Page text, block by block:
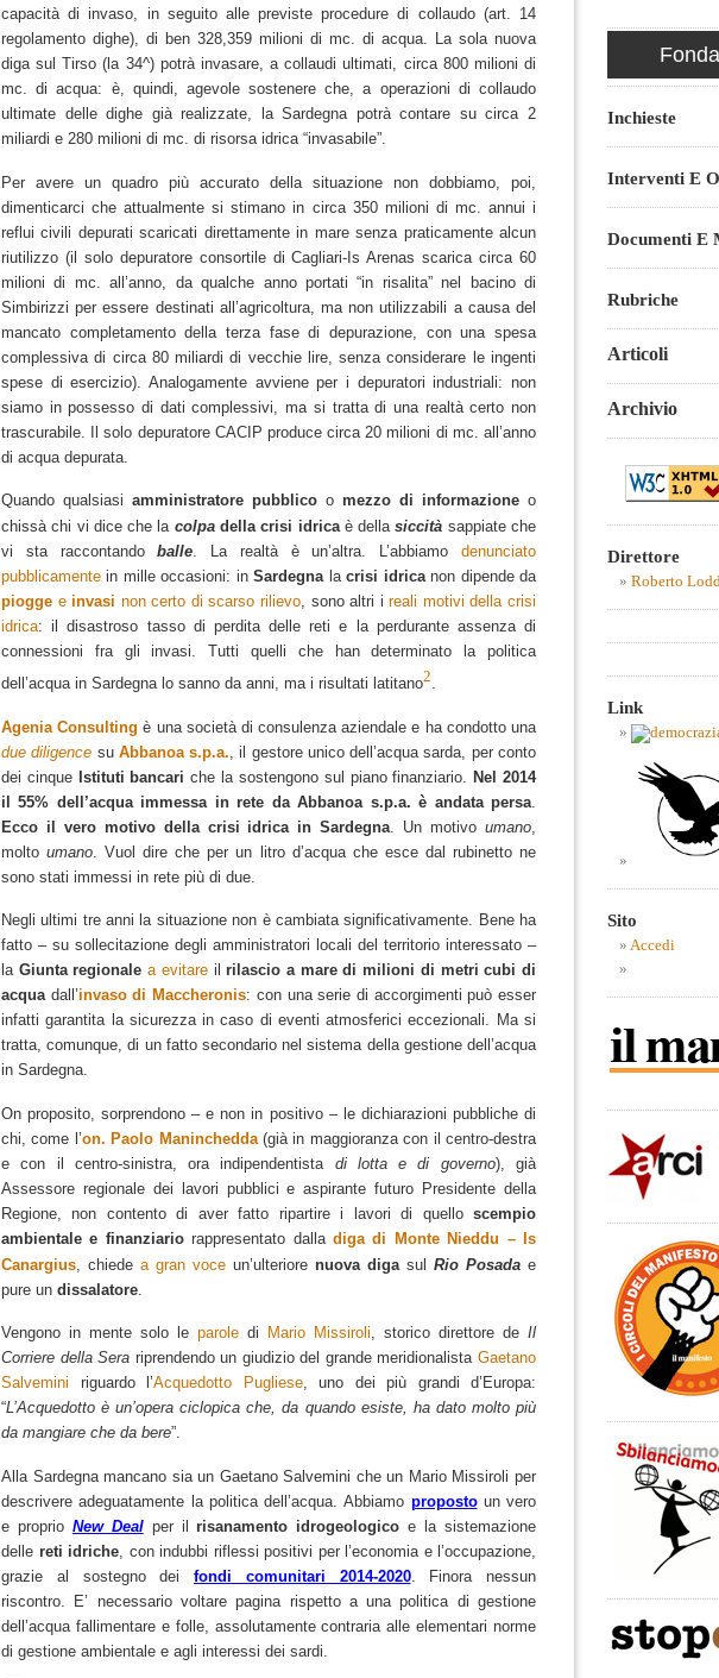
capacità di invaso, in seguito alle previste procedure di collaudo (art. 14
regolamento dighe), di ben 328,359 milioni di mc. di acqua. La sola nuova
diga sul Tirso (la 34^) potrà invasare, a collaudi ultimati, circa 800 milioni di
mc. di acqua: è, quindi, agevole sostenere che, a operazioni di collaudo
ultimate delle dighe già realizzate, la Sardegna potrà contare su circa 2
miliardi e 280 milioni di mc. di risorsa idrica “invasabile”.
Per avere un quadro più accurato della situazione non dobbiamo, poi,
dimenticarci che attualmente si stimano in circa 350 milioni di mc. annui i
reflui civili depurati scaricati direttamente in mare senza praticamente alcun
riutilizzo (il solo depuratore consortile di Cagliari-Is Arenas scarica circa 60
milioni di mc. all’anno, da qualche anno portati “in risalita” nel bacino di
Simbirizzi per essere destinati all’agricoltura, ma non utilizzabili a causa del
mancato completamento della terza fase di depurazione, con una spesa
complessiva di circa 80 miliardi di vecchie lire, senza considerare le ingenti
spese di esercizio). Analogamente avviene per i depuratori industriali: non
siamo in possesso di dati complessivi, ma si tratta di una realtà certo non
trascurabile. Il solo depuratore CACIP produce circa 20 milioni di mc. all’anno
di acqua depurata.
Quando qualsiasi amministratore pubblico o mezzo di informazione o
chissà chi vi dice che la colpa della crisi idrica è dellasiccità sappiate che
vi sta raccontandoballe. La realtà è un’altra. L’abbiamodenunciato
pubblicamente in mille occasioni: inSardegnalacrisi idricanon dipende da
piogge einvasi non certo di scarso rilievo, sono altri ireali motivi della crisi
idrica: il disastroso tasso di perdita delle reti e la perdurante assenza di
connessioni fra gli invasi.Tutti quelli che han determinato la politica
dell’acqua in Sardegna lo sanno da anni, ma i risultati latitano2.
Agenia Consulting è una società di consulenza aziendale e ha condotto una
due diligence su Abbanoa s.p.a. , il gestore unico dell’acqua sarda, per conto
dei cinque Istituti bancari che la sostengono sul piano finanziario.
Nel 2014
il 55% dell’acqua immessa in rete da Abbanoa s.p.a. è andata persa
Ecco il vero motivo della crisi idrica in Sardegna . Un motivoumano
moltoumano . Vuol dire che per un litro d’acqua che esce dal rubinetto ne
sono stati immessi in rete più di due.
Negli ultimi tre anni la situazione non è cambiata significativamente. Bene ha
fatto – su sollecitazione degli amministratori locali del territorio interessato –
la Giunta regionale a evitareilrilascio a mare di milioni di metri cubi di
acquadall’invaso di Maccheronis: con una serie di accorgimenti può esser
infatti garantita la sicurezza in caso di eventi atmosferici eccezionali. Ma si
tratta, comunque, di un fatto secondario nel sistema della gestione dell’acqua
in Sardegna.
On proposito, sorprendono – e non in positivo – le dichiarazioni pubbliche di
chi, come l’on. Paolo Maninchedda(già in maggioranza con il centro-destra
e con il centro-sinistra, ora indipendentista di lotta e di governo), già
Assessore regionale dei lavori pubblici e aspirante futuro Presidente della
Regione, non contento di aver fatto ripartire i lavori di quello scempio
ambientale e finanziariorappresentato dalladiga di Monte Nieddu – Is
Canargius , chiede a gran voce un’ulteriore nuova diga sul Rio Posada e
pure un dissalatore
Vengono in mente solo le parole di Mario Missiroli, storico direttore de Il
Corriere della Sera riprendendo un giudizio del grande meridionalistaGaetano
Salvemini
riguardo l’Acquedotto Pugliese, uno dei più grandi d’Europa:
“L’Acquedotto è un’opera ciclopica che, da quando esiste, ha dato molto più
da mangiare che da bere”.
Alla Sardegna mancano sia un Gaetano Salvemini che un Mario Missiroli per
descrivere adeguatamente la politica dell’acqua.Abbiamo propostoun vero
e proprio New Dealper ilrisanamento idrogeologico e la sistemazione
delle reti idriche , con indubbi riflessi positivi per l’economia e l’occupazione,
grazie al sostegno dei fondi comunitari 2014-2020. Finora nessun
riscontro.
E’ necessario voltare pagina rispetto a una politica di gestione
dell’acqua fallimentare e folle, assolutamente contraria alle elementari norme
di gestione ambientale e agli interessi dei sardi.
Inchieste
Interventi E
Documenti E
Rubriche
Articoli
Archivio
Direttore
Roberto
Link
Sito
Accedi